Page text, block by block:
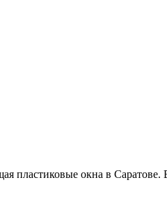
окна в Саратове.